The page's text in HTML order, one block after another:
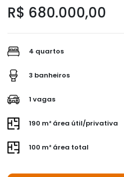
R$ 680.000,00
4 quartos
3 banheiros
1 vagas
190 m² área útil/privativa
100 m² área total